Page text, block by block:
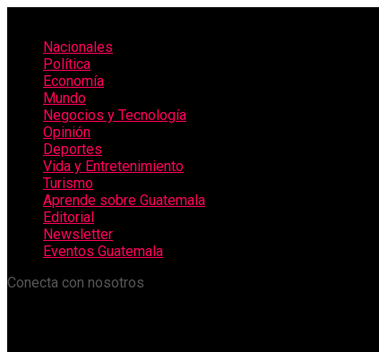
Nacionales
Política
Economía
Mundo
Negocios y Tecnología
Opinión
Deportes
Vida y Entretenimiento
Turismo
Aprende sobre Guatemala
Editorial
Newsletter
Eventos Guatemala
Conecta con nosotros